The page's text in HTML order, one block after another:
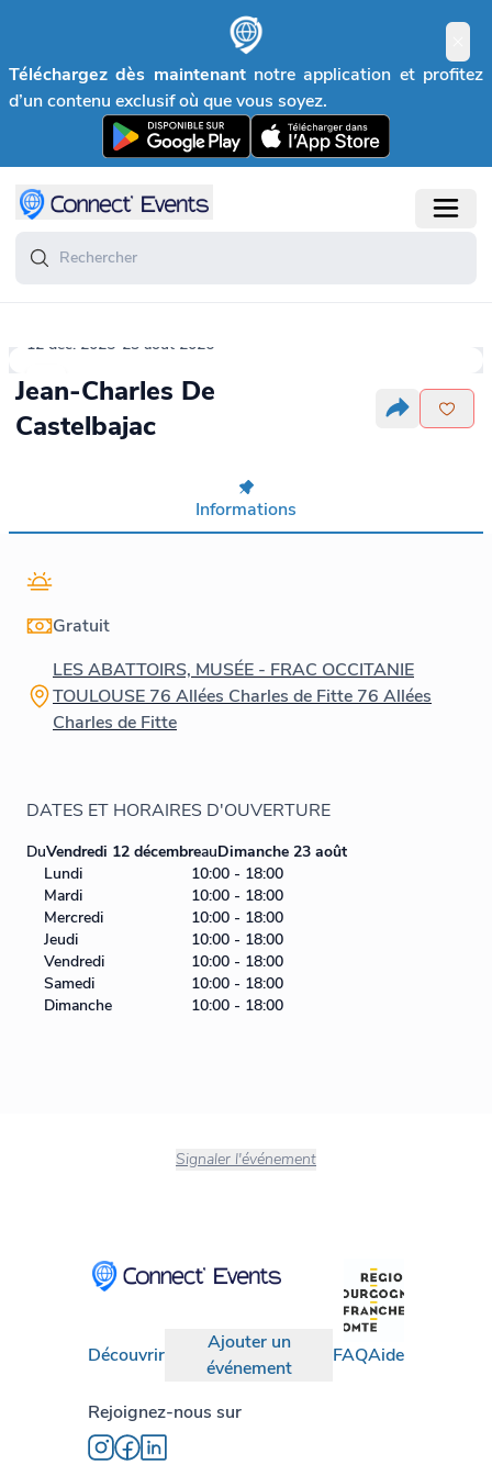
Téléchargez dès maintenant notre application et profitez
d’un contenu exclusif où que vous soyez.
12 déc. 2025-23 août 2026
Jean-Charles De
Castelbajac
Informations
Gratuit
LES ABATTOIRS, MUSÉE - FRAC OCCITANIE
TOULOUSE 76 Allées Charles de Fitte 76 Allées
Charles de Fitte
DATES ET HORAIRES D'OUVERTURE
DuVendredi 12 décembreauDimanche 23 août
Lundi
10:00 - 18:00
Mardi
10:00 - 18:00
Mercredi
10:00 - 18:00
Jeudi
10:00 - 18:00
Vendredi
10:00 - 18:00
Samedi
10:00 - 18:00
Dimanche
10:00 - 18:00
Signaler l'événement
Découvrir
Ajouter un
événement
FAQAide
Rejoignez-nous sur